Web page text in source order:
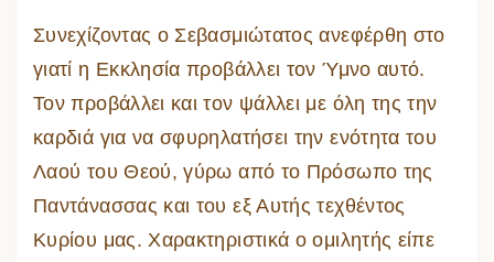
Συνεχίζοντας ο Σεβασμιώτατος ανεφέρθη στο
γιατί η Εκκλησία προβάλλει τον Ύμνο αυτό.
Τον προβάλλει και τον ψάλλει με όλη της την
καρδιά για να σφυρηλατήσει την ενότητα του
Λαού του Θεού, γύρω από το Πρόσωπο της
Παντάνασσας και του εξ Αυτής τεχθέντος
Κυρίου μας. Χαρακτηριστικά ο ομιλητής είπε